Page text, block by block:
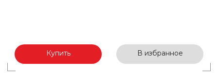
Купить В избранное